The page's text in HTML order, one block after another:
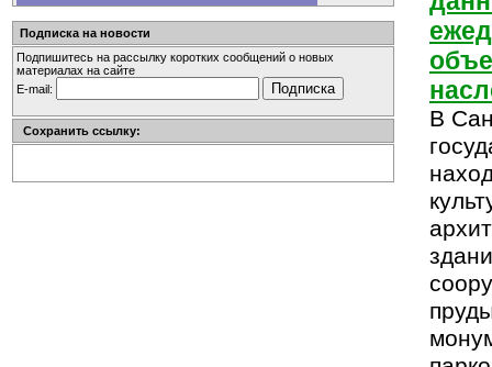
Подписка на новости
Подпишитесь на рассылку коротких сообщений о новых
материалах на сайте
E-mail:
Сохранить ссылку:
В